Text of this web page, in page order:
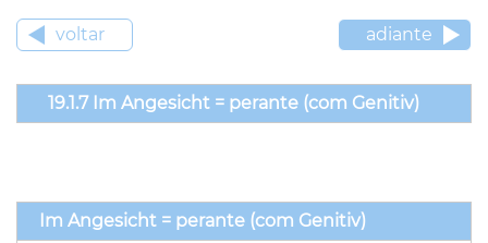
voltar adiante
19.1.7 Im Angesicht = perante (com Genitiv)
Im Angesicht = perante (com Genitiv)